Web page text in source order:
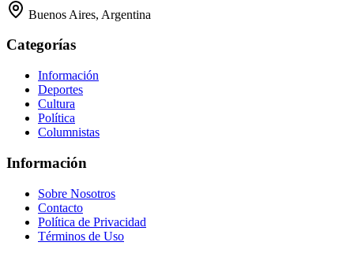
Buenos Aires, Argentina
Categorías
Información
Deportes
Cultura
Política
Columnistas
Información
Sobre Nosotros
Contacto
Política de Privacidad
Términos de Uso